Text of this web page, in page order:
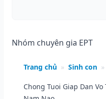
Nhóm chuyên gia EPT
Trang chủ » Sinh con »
Chong Tuoi Giap Dan